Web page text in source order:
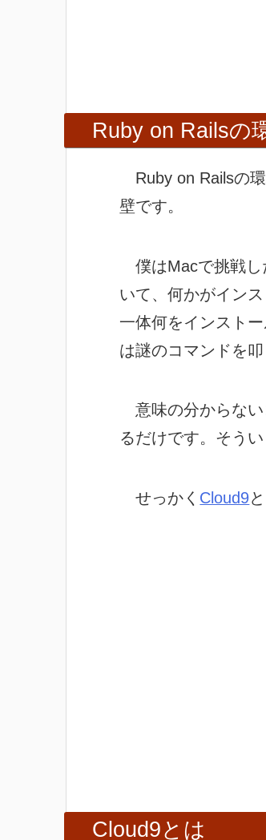
Ruby on Railsの
Ruby on Railsの
壁です。
僕はMacで挑戦し
いて、何かがイン
一体何をインスト
は謎のコマンドを
意味の分からない
るだけです。そう
せっかく Cloud9
Cloud9とは